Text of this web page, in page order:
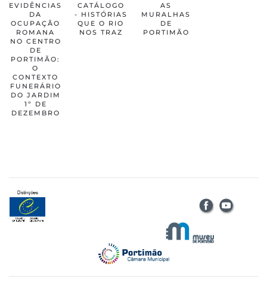
EVIDÊNCIAS
DA
OCUPAÇÃO
ROMANA
NO CENTRO
DE
PORTIMÃO:
O
CONTEXTO
FUNERÁRIO
DO JARDIM
1º DE
DEZEMBRO
CATÁLOGO
- HISTÓRIAS
QUE O RIO
NOS TRAZ
AS
MURALHAS
DE
PORTIMÃO